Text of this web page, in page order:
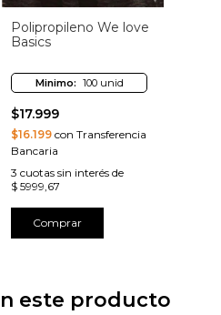
Polipropileno We love
Basics
Minimo: 100 unid
$17.999
$16.199 con Transferencia
Bancaria
3 cuotas sin interés de
$ 5999,67
Comprar
este producto